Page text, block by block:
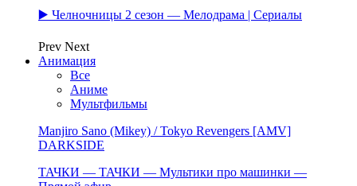
▶️ Челночницы 2 сезон — Мелодрама | Сериалы
Prev Next
Анимация
Все
Аниме
Мультфильмы
Manjiro Sano (Mikey) / Tokyo Revengers [AMV]
DARKSIDE
ТАЧКИ — ТАЧКИ — Мультики про машинки —